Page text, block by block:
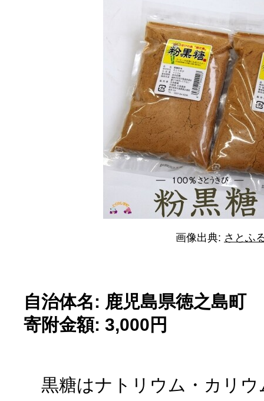
画像出典: さとふ
自治体名: 鹿児島県徳之島町
寄附金額: 3,000円
黒糖はナトリウム・カリウ